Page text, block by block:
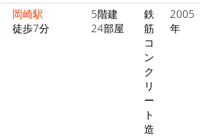
岡崎駅
徒歩7分
5階建
24部屋
鉄
筋
コ
ン
ク
リ
ー
ト
造
2005
年